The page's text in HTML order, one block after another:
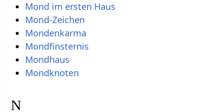
Mond im ersten Haus
Mond-Zeichen
Mondenkarma
Mondfinsternis
Mondhaus
Mondknoten
N